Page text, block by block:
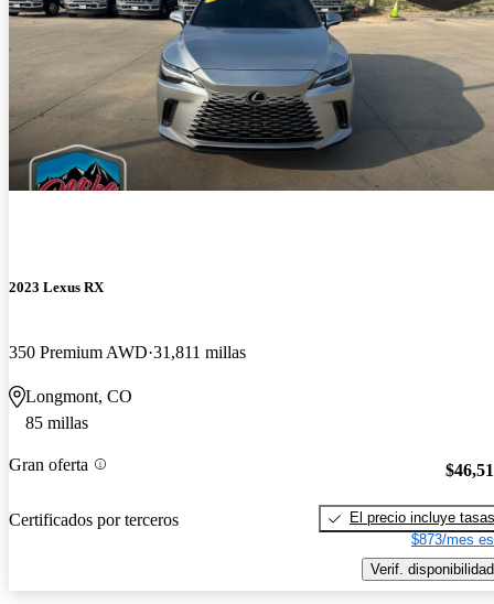
2023 Lexus RX
350 Premium AWD 31,811 millas
Longmont, CO
85 millas
Gran oferta
Certificados por terceros
El precio incluye tasas
$873/mes
Verif. disponibilidad